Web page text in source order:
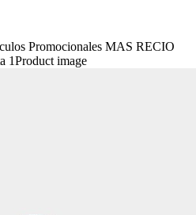
Product image